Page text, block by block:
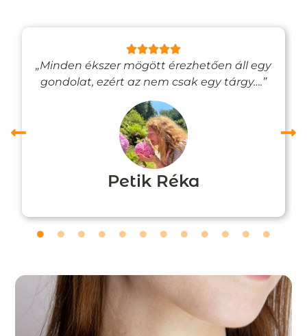
„Minden ékszer mögött érezhetően áll egy
gondolat, ezért az nem csak egy tárgy….”
Petik Réka